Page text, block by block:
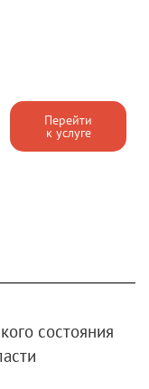
до
на
Перейти
к услуге
состояния